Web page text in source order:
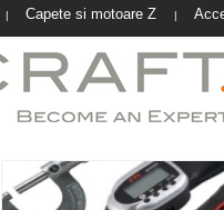
| Capete si motoare Z |